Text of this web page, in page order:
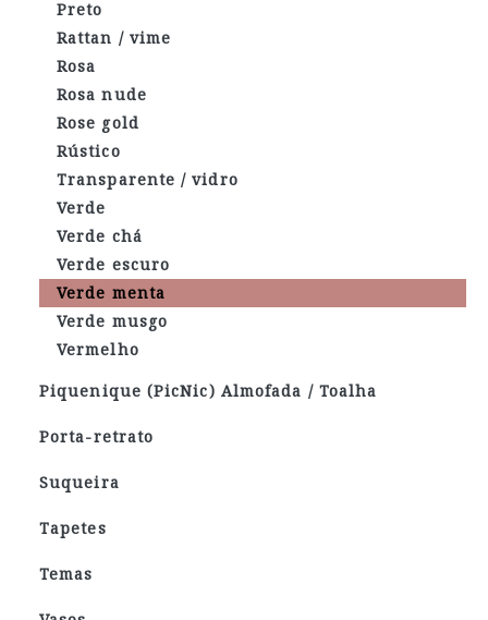
Preto
Rattan / vime
Rosa
Rosa nude
Rose gold
Rústico
Transparente / vidro
Verde
Verde chá
Verde escuro
Verde menta
Verde musgo
Vermelho
Piquenique (PicNic) Almofada / Toalha
Porta-retrato
Suqueira
Tapetes
Temas